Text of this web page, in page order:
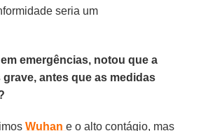
seria um
emergências, notou que a
antes que as medidas
Wuhan e o alto contágio, mas